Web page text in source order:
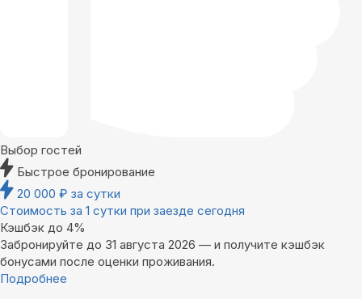
Выбор гостей
Быстрое бронирование
20 000 ₽ за сутки
Стоимость за 1 сутки при заезде сегодня
Кэшбэк до 4%
Забронируйте до 31 августа 2026 — и получите кэшбэк
бонусами после оценки проживания.
Подробнее